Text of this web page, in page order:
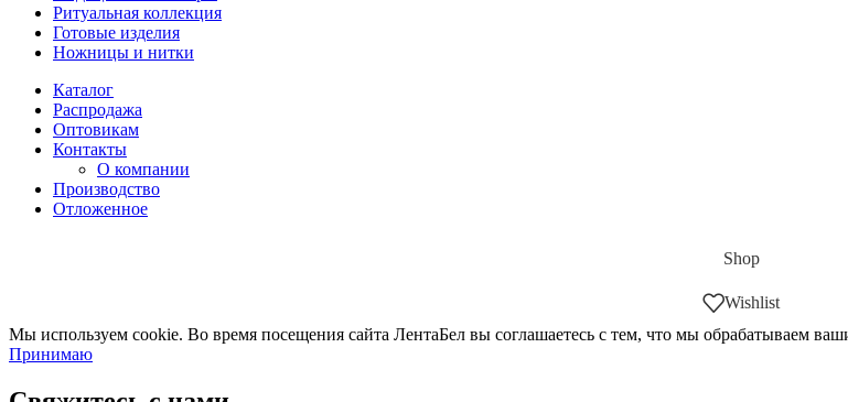
Ритуальная коллекция
Готовые изделия
Ножницы и нитки
Каталог
Распродажа
Оптовикам
Контакты
О компании
Производство
Отложенное
Shop
Wishlist
Мы используем cookie. Во время посещения сайта ЛентаБел вы соглашаетесь с тем, что мы обрабатываем
Принимаю